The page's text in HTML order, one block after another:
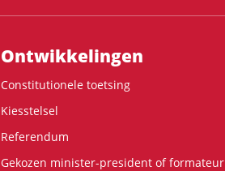
Ontwikke­lingen
Constitutionele toetsing
Kiesstelsel
Referendum
Gekozen minister-president of formateur